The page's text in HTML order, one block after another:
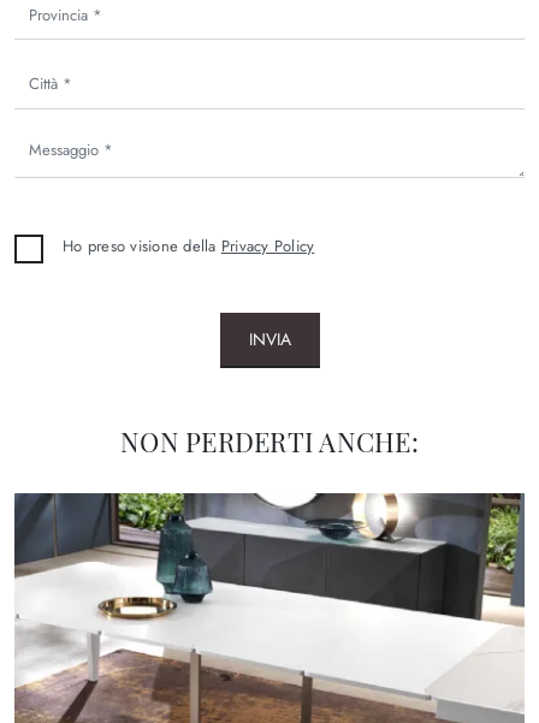
Ho preso visione della Privacy Policy
INVIA
NON PERDERTI ANCHE: